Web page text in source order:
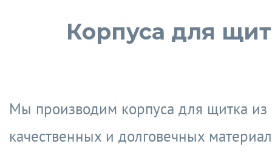
Корпуса для
Мы производим корпуса для щитка из
качественных и долговечных